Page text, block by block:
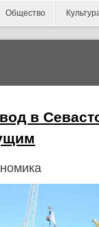
Общество
в